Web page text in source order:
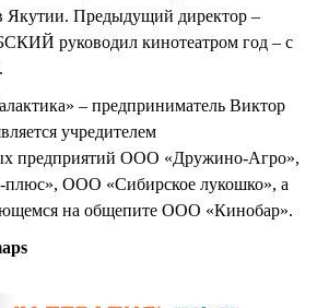
Якутии. Предыдущий директор –
руководил кинотеатром год – с
– предприниматель Виктор
учредителем
предприятий ООО «Дружино-Агро»,
ООО «Сибирское лукошко», а
на общепите ООО «Кинобар».